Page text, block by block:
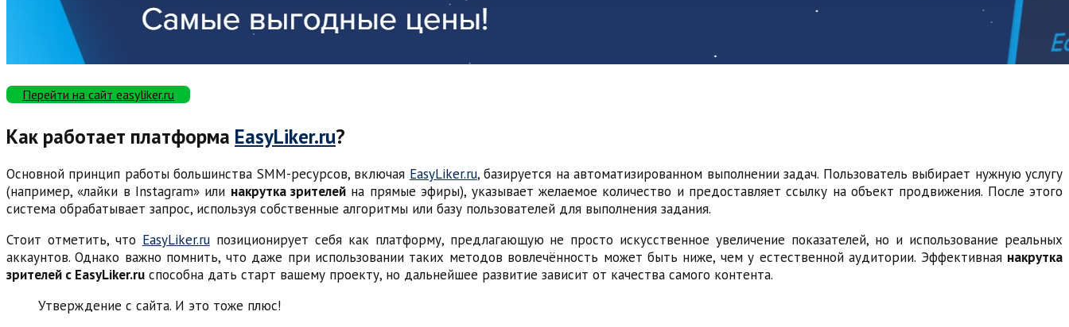
Перейти на сайт easyliker.ru
Как работает платформа EasyLiker.ru?
Основной принцип работы большинства SMM-ресурсов, включая EasyLiker.ru, базируется на автоматизированном выполнении задач. Пользователь выбирает нужную услугу
(например, «лайки в Instagram» или накрутка зрителей на прямые эфиры), указывает желаемое количество и предоставляет ссылку на объект продвижения. После этого
система обрабатывает запрос, используя собственные алгоритмы или базу пользователей для выполнения задания.
Стоит отметить, что EasyLiker.ruпозиционирует себя как платформу, предлагающую не просто искусственное увеличение показателей, но и использование реальных
аккаунтов. Однако важно помнить, что даже при использовании таких методов вовлечённость может быть ниже, чем у естественной аудитории. Эффективная накрутка
зрителей с EasyLiker.ru способна дать старт вашему проекту, но дальнейшее развитие зависит от качества самого контента.
Утверждение с сайта. И это тоже плюс!